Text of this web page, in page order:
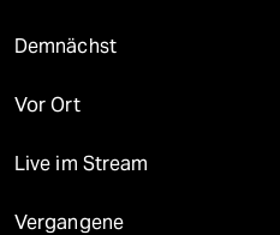
Demnächst
Vor Ort
Live im Stream
Vergangene